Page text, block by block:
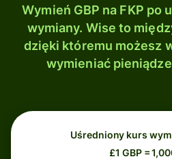
Wymień GBP na FKP po
wymiany. Wise to
dzięki któremu możesz
wymieniać
Uśredniony kurs
£1 GBP =